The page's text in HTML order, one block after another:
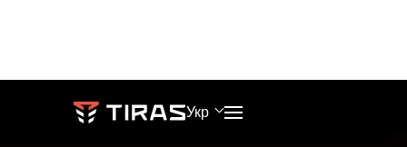
Укр